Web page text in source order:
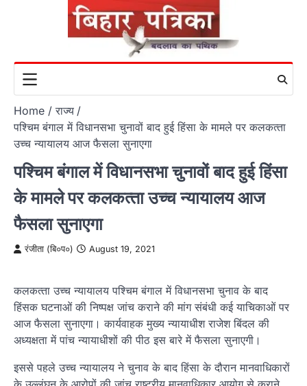
Home
राज्य
पश्चिम बंगाल में विधानसभा चुनावों बाद हुई हिंसा के मामले पर कलकत्‍ता
उच्‍च न्‍यायालय आज फैसला सुनाएगा
पश्चिम बंगाल में विधानसभा चुनावों बाद हुई हिंसा
के मामले पर कलकत्‍ता उच्‍च न्‍यायालय आज
फैसला सुनाएगा
रंजीता (बि०प०) August 19, 2021
कलकत्‍ता उच्‍च न्‍यायालय पश्चिम बंगाल में विधानसभा चुनाव के बाद
हिंसक घटनाओं की निष्‍पक्ष जांच कराने की मांग संबंधी कई याचि‍काओं पर
आज फैसला सुनाएगा। कार्यवाहक मुख्‍य न्‍यायाधीश राजेश बिंदल की
अध्‍यक्षता में पांच न्‍यायाधीशों की पीठ इस बारे में फैसला सुनाएगी।
इससे पहले उच्‍च न्‍यायालय ने चुनाव के बाद हिंसा के दौरान मानवाधिकारों